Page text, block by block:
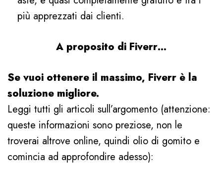
più apprezzati dai clienti.
A proposito di Fiverr…
Se vuoi ottenere il massimo, Fiverr è la
soluzione migliore.
Leggi tutti gli articoli sull’argomento (attenzione:
queste informazioni sono preziose, non le
troverai altrove online, quindi olio di gomito e
comincia ad approfondire adesso):